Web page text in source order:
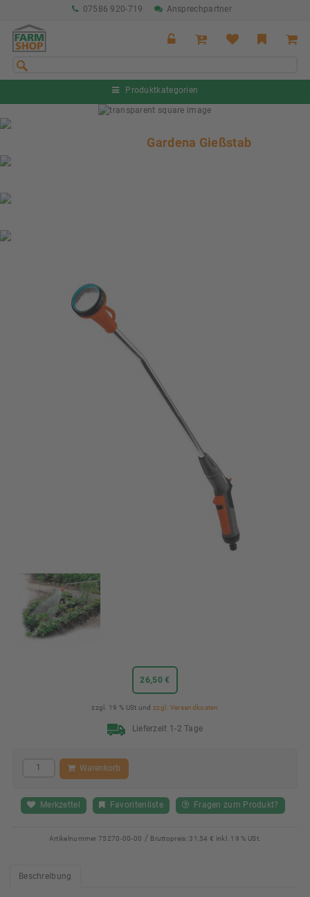
07586 920-719 Ansprechpartner
Produktkategorien
Gardena Gießstab
26,50 €
zzgl. 19 % USt und zzgl. Versandkosten
Lieferzeit 1-2 Tage
Warenkorb
Merkzettel Favoritenliste Fragen zum Produkt?
Artikelnummer75270-00-00 / Bruttopreis: 31,54 € inkl. 19 % USt.
Beschreibung